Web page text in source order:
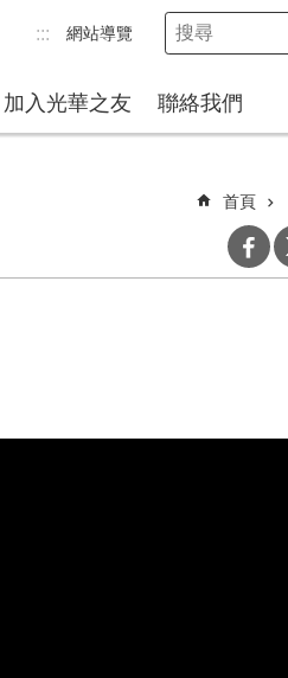
::: 網站導覽
加入光華之友 聯絡我們
首頁